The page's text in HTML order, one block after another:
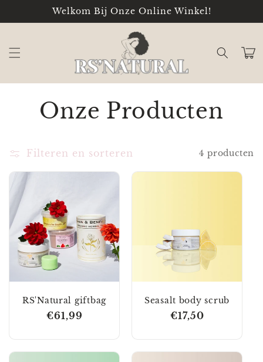
naar de
content
Welkom Bij Onze Online Winkel!
C
l
e
c
t
i
e
:
Onze Producten
Filteren en sorteren 4 producten
RS'Natural giftbag
Normale
€61,99
Seasalt body scrub
Normale
€17,50